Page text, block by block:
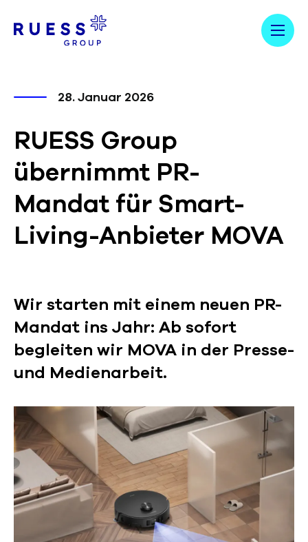
28. Januar 2026
RUESS Group
übernimmt PR-
Mandat für Smart-
Living-Anbieter MOVA
Wir starten mit einem neuen PR-
Mandat ins Jahr: Ab sofort
begleiten wir MOVA in der Presse-
und Medienarbeit.